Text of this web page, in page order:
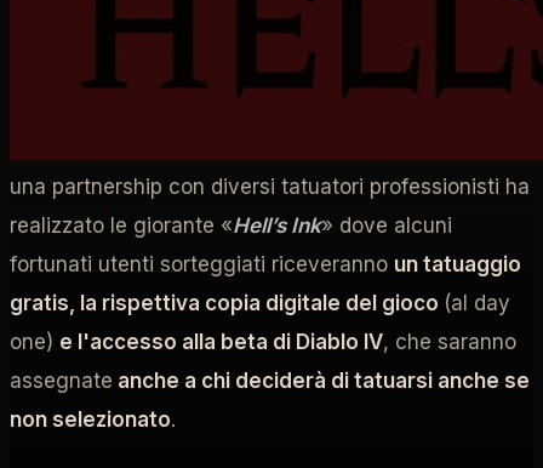
una partnership con diversi tatuatori professionisti ha
realizzato le giorante «Hell’s Ink» dove alcuni
fortunati utenti sorteggiati riceveranno un tatuaggio
gratis, la rispettiva copia digitale del gioco (al day
one) e l'accesso alla beta di Diablo IV, che saranno
assegnate anche a chi deciderà di tatuarsi anche se
non selezionato.